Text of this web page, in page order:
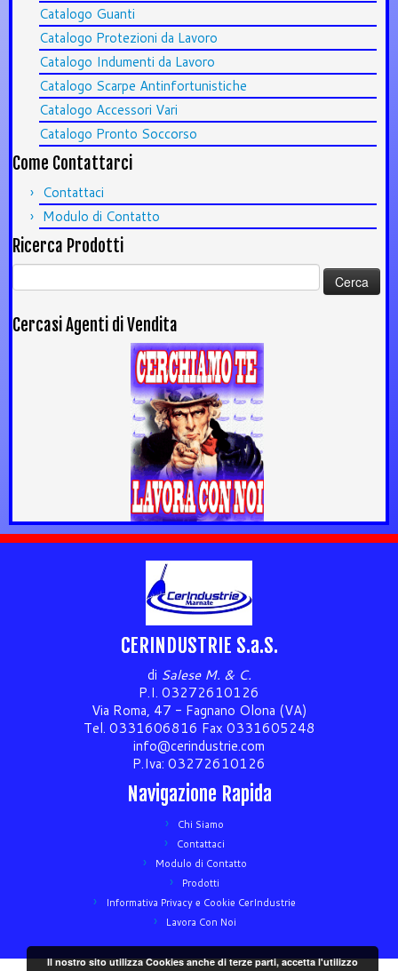
Catalogo Guanti
Catalogo Protezioni da Lavoro
Catalogo Indumenti da Lavoro
Catalogo Scarpe Antinfortunistiche
Catalogo Accessori Vari
Catalogo Pronto Soccorso
Come Contattarci
Contattaci
Modulo di Contatto
Ricerca Prodotti
Ricerca
per:
Cercasi Agenti di Vendita
CERINDUSTRIE S.a.S.
di Salese M. & C.
P.I. 03272610126
Via Roma, 47 - Fagnano Olona (VA)
Tel. 0331606816 Fax 0331605248
info@cerindustrie.com
P.Iva: 03272610126
Navigazione Rapida
Chi Siamo
Contattaci
Modulo di Contatto
Prodotti
Informativa Privacy e Cookie CerIndustrie
Lavora Con Noi
Il nostro sito utilizza Cookies anche di terze parti, accetta l'utilizzo